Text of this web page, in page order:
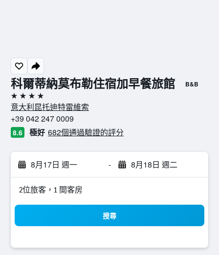
科爾蒂納莫布勒住宿加早餐旅館 B&B
4星級
意大利昆托迪特雷維索
+39 042 247 0009
8.6 極好 682個通過驗證的評分
8月17日 週一 - 8月18日 週二
2位旅客，1 間客房
搜尋